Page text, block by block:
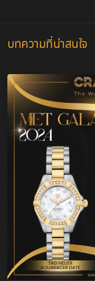
บทความที่น่าสนใจ